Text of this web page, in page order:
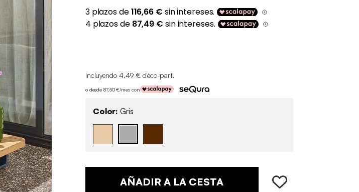
Incluyendo 4,49 € d'éco-part.
o desde 87,50 €/mes con
Color: Gris
AÑADIR A LA CESTA